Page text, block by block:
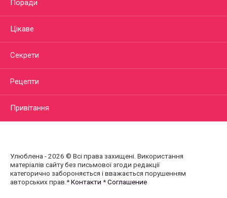
Поради
Цікаве
Секрети
Рецепти
Привітання
Улюблена - 2026 © Всі права захищені. Використання
матеріалів сайту без письмової згоди редакції
категорично забороняється і вважається порушенням
авторських прав.*Контакти *Соглашение